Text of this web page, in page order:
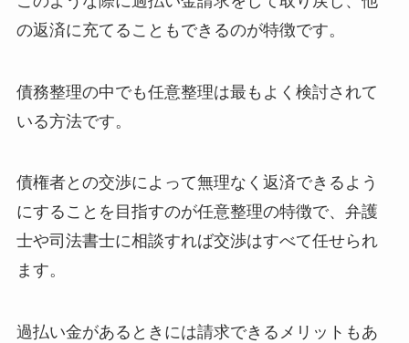
の返済に充てることもできるのが特徴です。
債務整理の中でも任意整理は最もよく検討されて
いる方法です。
債権者との交渉によって無理なく返済できるよう
にすることを目指すのが任意整理の特徴で、弁護
士や司法書士に相談すれば交渉はすべて任せられ
ます。
過払い金があるときには請求できるメリットもあ